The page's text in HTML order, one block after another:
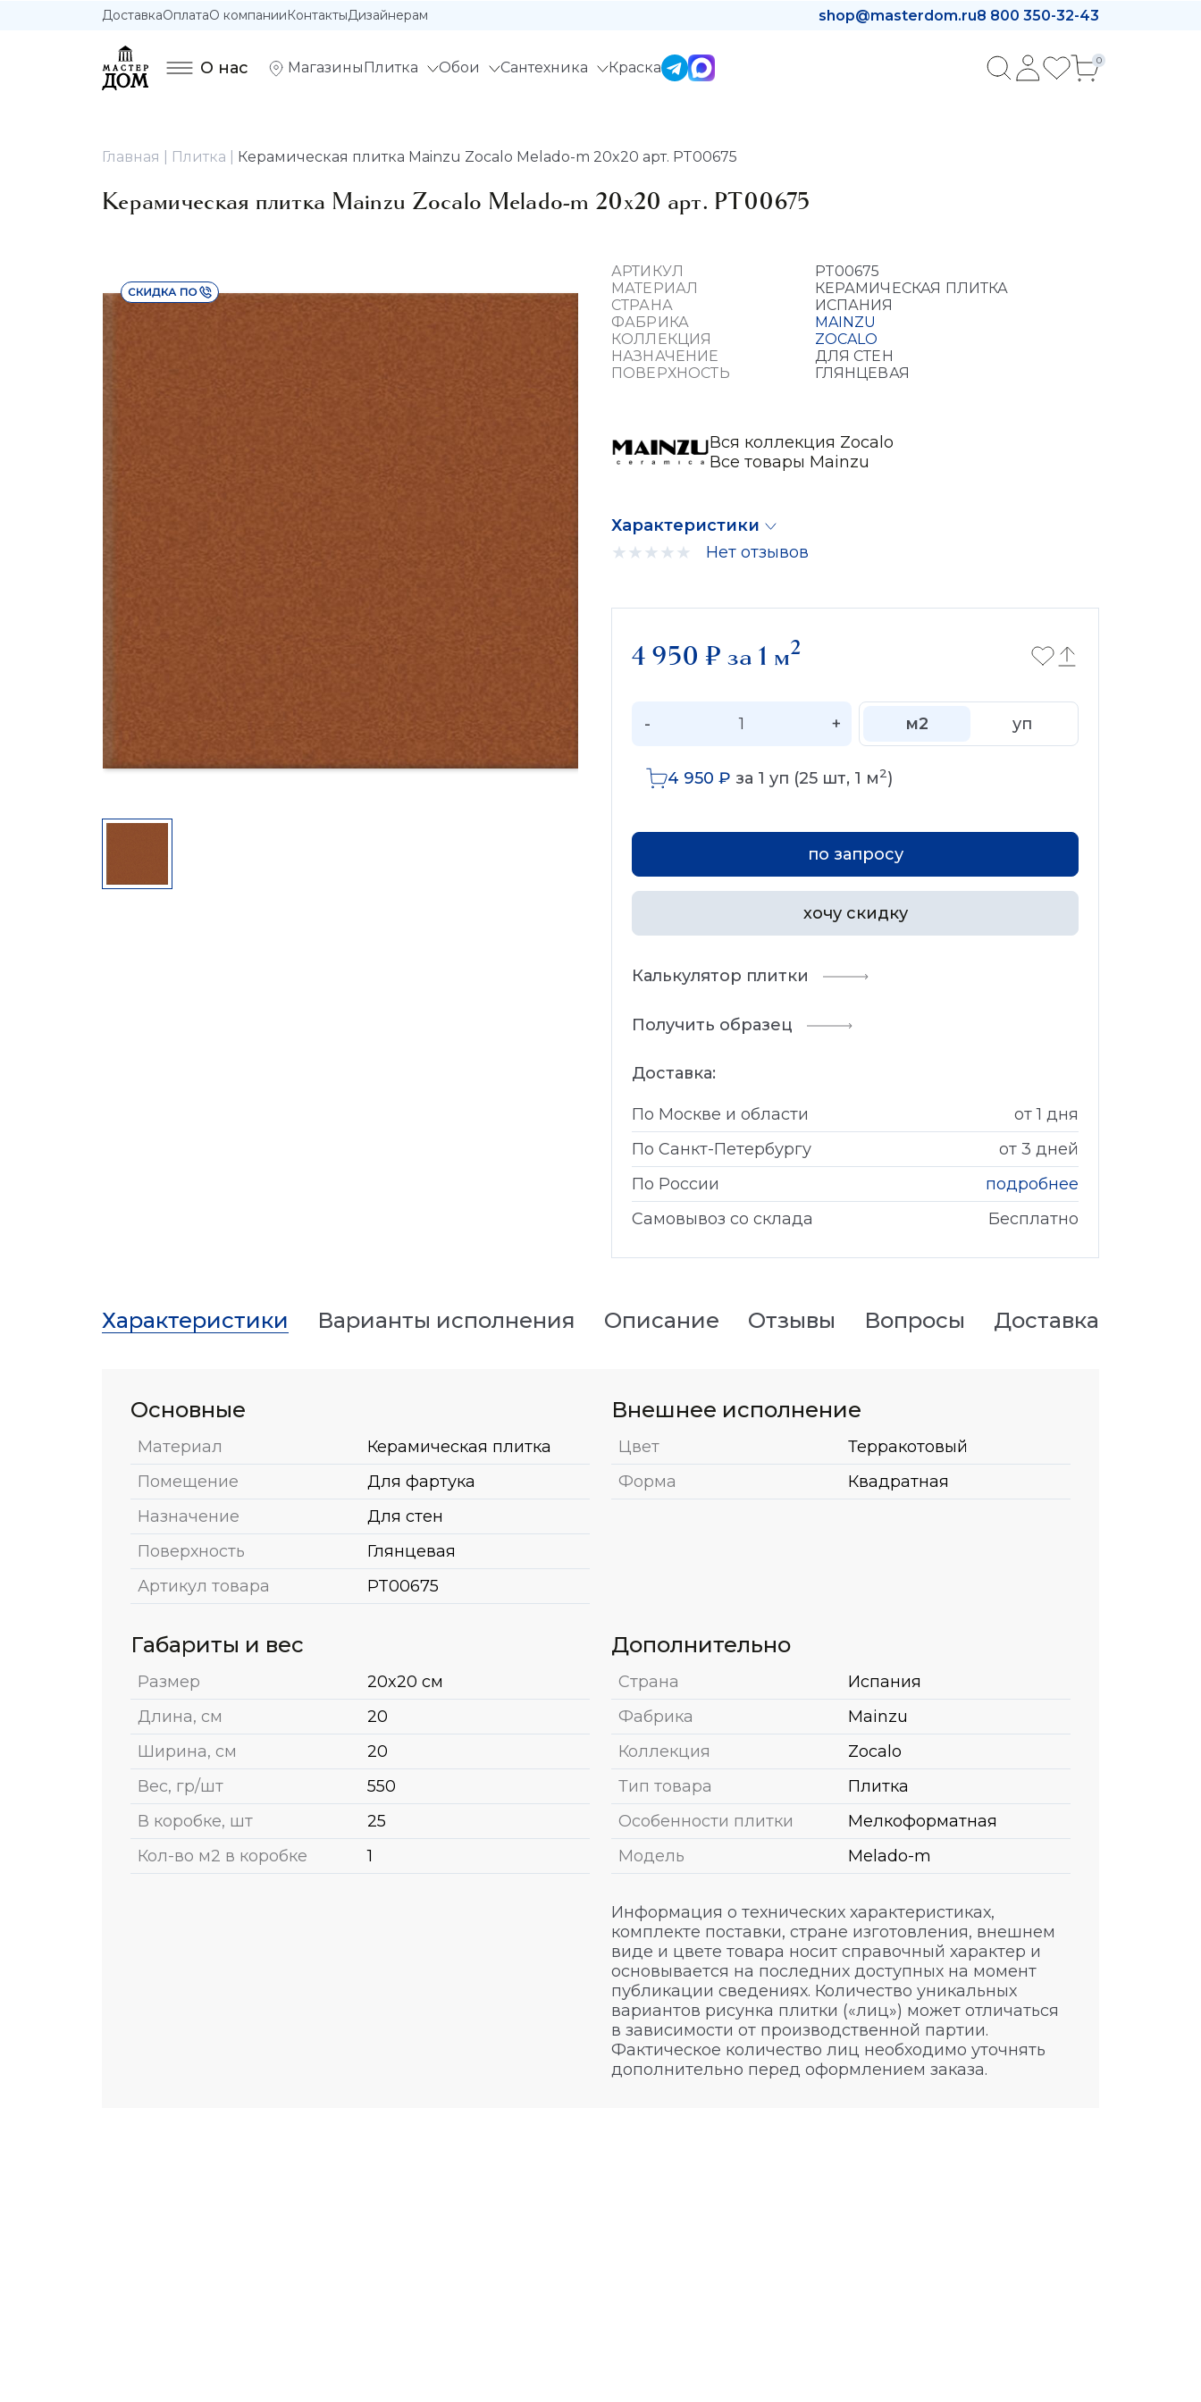
ДоставкаОплатаО компанииКонтактыДизайнерам shop@masterdom.ru8 800 350-32-43
О нас Магазины Плитка Обои Сантехника Краска 0
Главная Плитка Керамическая плитка Mainzu Zocalo Melado-m 20x20 арт. PT00675
Керамическая плитка Mainzu Zocalo Melado-m 20x20 арт. PT00675
АРТИКУЛ
PT00675
МАТЕРИАЛ
КЕРАМИЧЕСКАЯ ПЛИТКА
СТРАНА
ИСПАНИЯ
ФАБРИКА
MAINZU
КОЛЛЕКЦИЯ
ZOCALO
НАЗНАЧЕНИЕ
ДЛЯ СТЕН
ПОВЕРХНОСТЬ
ГЛЯНЦЕВАЯ
Вся коллекция Zocalo
Все товары Mainzu
Характеристики
Нет отзывов
4 950 ₽ за 1 м2
- + м2 уп
4 950 ₽ за 1 уп (25 шт, 1 м2)
по запросу
хочу скидку
Калькулятор плитки
Получить образец
Доставка:
По Москве и области
от 1 дня
По Санкт-Петербургу
от 3 дней
По России
подробнее
Самовывоз со склада
Бесплатно
Характеристики Варианты исполнения Описание Отзывы Вопросы Доставка
Основные
Материал
Керамическая плитка
Помещение
Для фартука
Назначение
Для стен
Поверхность
Глянцевая
Артикул товара
PT00675
Внешнее исполнение
Цвет
Терракотовый
Форма
Квадратная
Габариты и вес
Размер
20x20 см
Длина, см
20
Ширина, см
20
Вес, гр/шт
550
В коробке, шт
25
Кол-во м2 в коробке
1
Дополнительно
Страна
Испания
Фабрика
Mainzu
Коллекция
Zocalo
Тип товара
Плитка
Особенности плитки
Мелкоформатная
Модель
Melado-m
Информация о технических характеристиках,
комплекте поставки, стране изготовления, внешнем
виде и цвете товара носит справочный характер и
основывается на последних доступных на момент
публикации сведениях. Количество уникальных
вариантов рисунка плитки («лиц») может отличаться
в зависимости от производственной партии.
Фактическое количество лиц необходимо уточнять
дополнительно перед оформлением заказа.